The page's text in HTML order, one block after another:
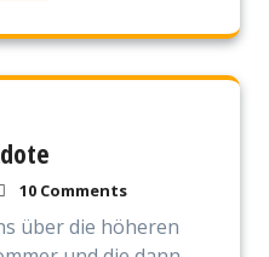
10 Comments
über die höheren